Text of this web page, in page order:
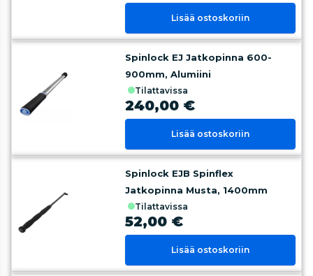
Lisää ostoskoriin
Spinlock EJ Jatkopinna 600-
900mm, Alumiini
tilattavissa
240,00 €
Lisää ostoskoriin
Spinlock EJB Spinflex
Jatkopinna Musta, 1400mm
tilattavissa
52,00 €
Lisää ostoskoriin